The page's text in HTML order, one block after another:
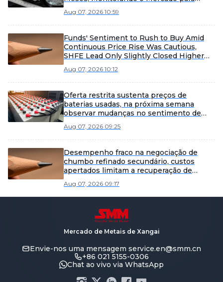
Aug 07, 2026 10:59
Funds' Sentiment to Rush to Buy Amid
Continuous Price Rise Was Cautious,
SHFE Lead Only Slightly Closed Higher
Aug 07, 2026 10:12
Oferta restrita sustenta preços de
baterias usadas, na próxima semana
observar mudanças no sentimento de
Battery Weekly Review]
Aug 07, 2026 09:25
Desempenho fraco na negociação de
chumbo refinado secundário, custos
apertados limitam a recuperação de
Refinado Secundário da SMM]
Aug 07, 2026 09:17
Mercado de Metais de Xangai
Envie-nos uma mensagem service.en@smm.cn
+86 021 5155-0306
Chat ao vivo via WhatsApp